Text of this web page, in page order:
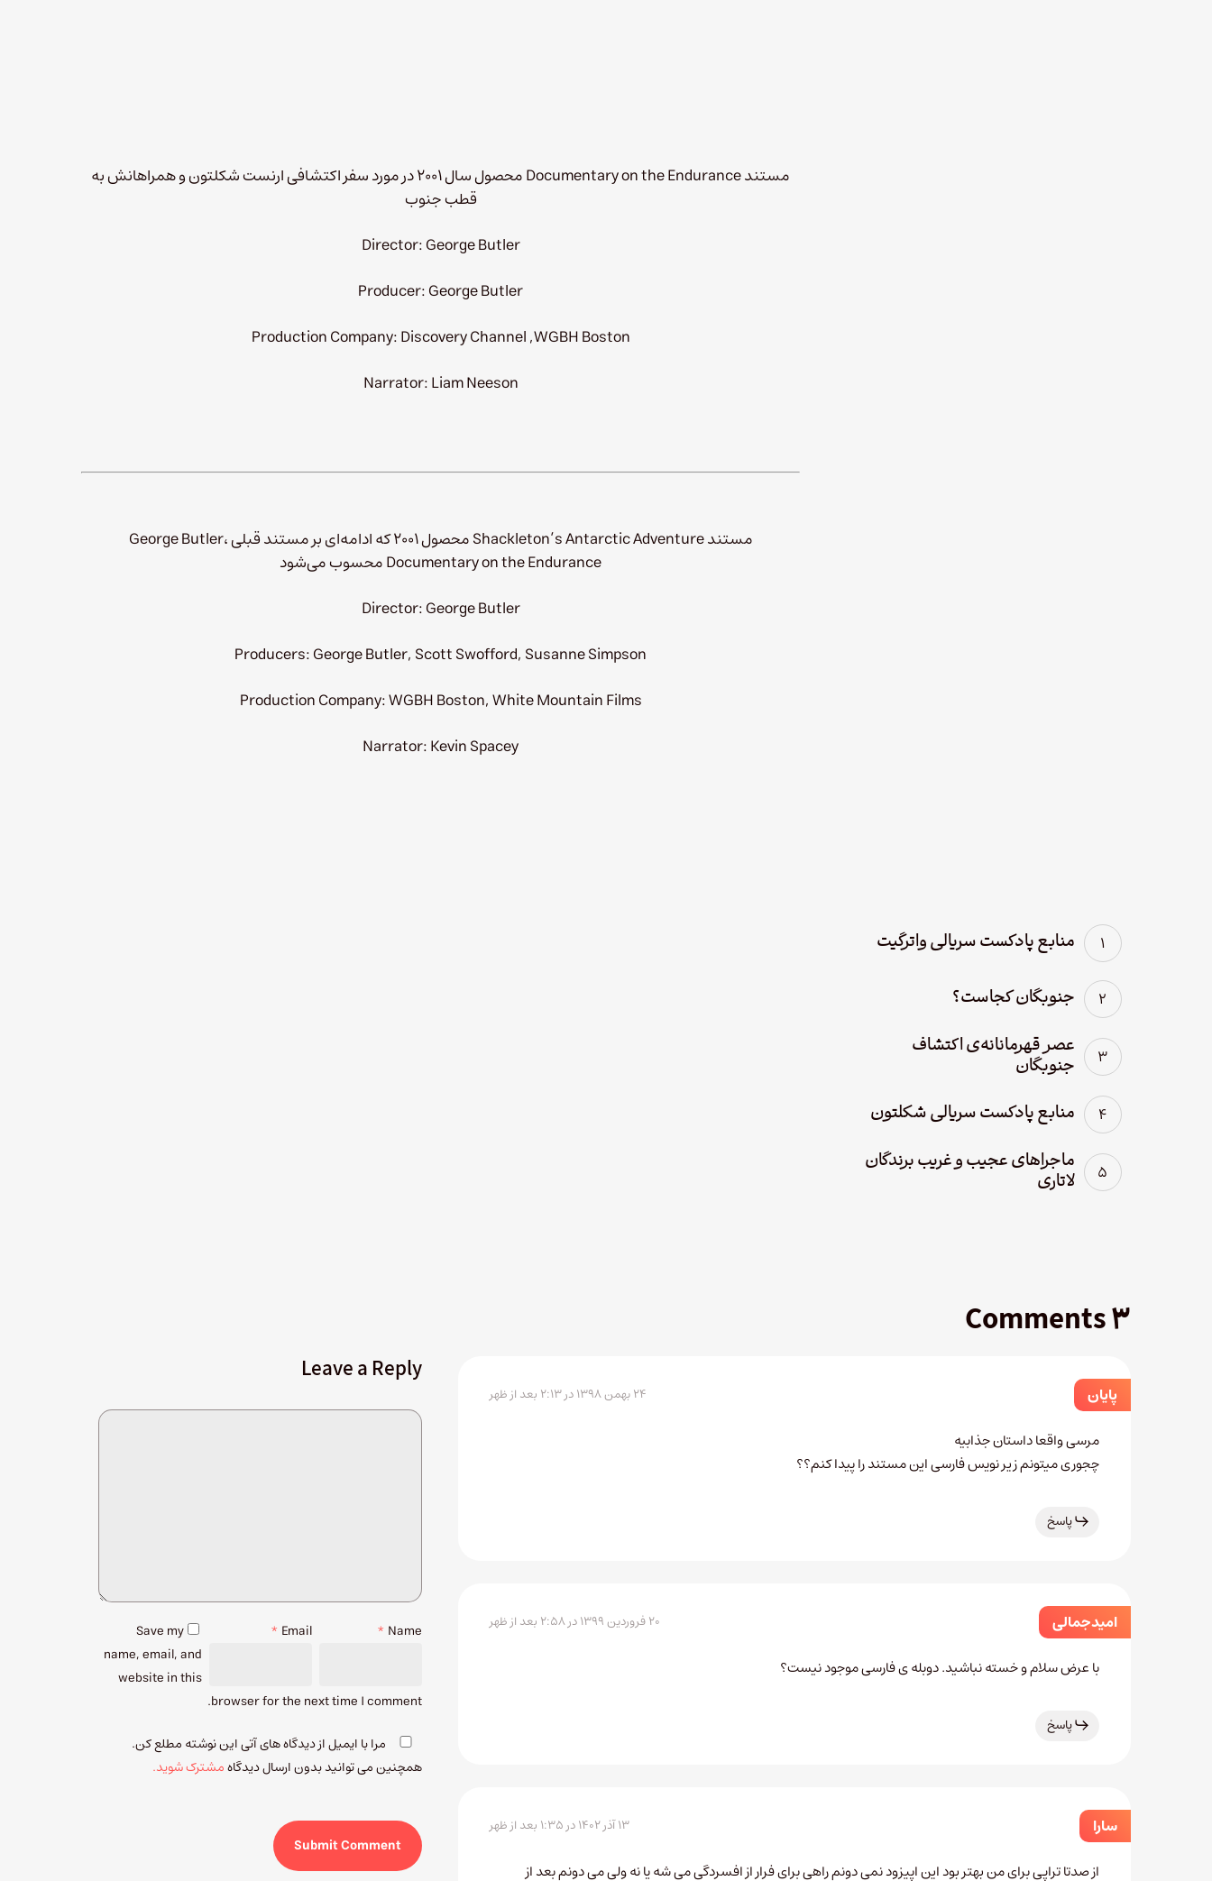
مستند Documentary on the Endurance محصول سال ۲۰۰۱ در مورد سفر اکتشافی ارنست شکلتون و همراهانش به
قطب جنوب
Director: George Butler
Producer: George Butler
Production Company: Discovery Channel ,WGBH Boston
Narrator: Liam Neeson
مستند Shackleton’s Antarctic Adventure محصول ۲۰۰۱ که ادامه‌ای بر مستند قبلی George Butler،
Documentary on the Endurance محسوب می‌شود
Director: George Butler
Producers: George Butler, Scott Swofford, Susanne Simpson
Production Company: WGBH Boston, White Mountain Films
Narrator: Kevin Spacey
منابع پادکست سریالی واترگیت
جنوبگان کجاست؟
عصر قهرمانانه‌ی اکتشاف
جنوبگان
منابع پادکست سریالی شکلتون
ماجراهای عجیب و غریب برندگان
لاتاری
۳ Comments
پایان ۲۴ بهمن ۱۳۹۸ در ۲:۱۳ بعد از ظهر
مرسی واقعا داستان جذابیه
چجوری میتونم زیر نویس فارسی این مستند را پیدا کنم؟؟
پاسخ
امید جمالی ۲۰ فروردین ۱۳۹۹ در ۲:۵۸ بعد از ظهر
با عرض سلام و خسته نباشید. دوبله ی فارسی موجود نیست؟
پاسخ
سارا ۱۳ آذر ۱۴۰۲ در ۱:۳۵ بعد از ظهر
از صدتا تراپی برای من بهتر بود این اپیزود نمی دونم راهی برای فرار از افسردگی می شه یا نه ولی می دونم بعد از
Leave a Reply
Name
*
Email
*
Save my
name, email, and
website in this
browser for the next time I comment.
مرا با ایمیل از دیدگاه های آتی این نوشته مطلع کن.
همچنین می توانید بدون ارسال دیدگاهمشترک شوید.